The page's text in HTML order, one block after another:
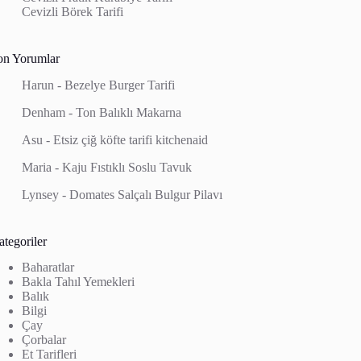
Cevizli Börek Tarifi
Yorumlar
Harun -Bezelye Burger Tarifi
Denham -Ton Balıklı Makarna
Asu -Etsiz çiğ köfte tarifi kitchenaid
Maria -Kaju Fıstıklı Soslu Tavuk
Lynsey -Domates Salçalı Bulgur Pilavı
Baharatlar
Bakla Tahıl Yemekleri
Balık
Bilgi
Çay
Çorbalar
Et Tarifleri